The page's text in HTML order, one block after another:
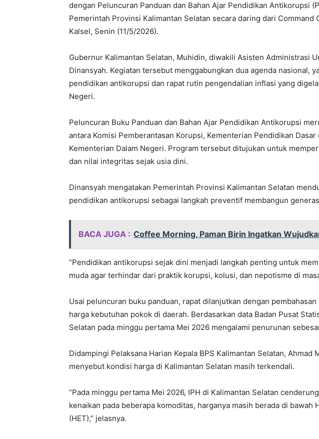
dengan Peluncuran Panduan dan Bahan Ajar Pendidikan Antikorupsi
Pemerintah Provinsi Kalimantan Selatan secara daring dari Command
Kalsel, Senin (11/5/2026).
Gubernur Kalimantan Selatan, Muhidin, diwakili Asisten Administrasi
Dinansyah. Kegiatan tersebut menggabungkan dua agenda nasional,
pendidikan antikorupsi dan rapat rutin pengendalian inflasi yang
Negeri.
Peluncuran Buku Panduan dan Bahan Ajar Pendidikan Antikorupsi
antara Komisi Pemberantasan Korupsi, Kementerian Pendidikan Dasar
Kementerian Dalam Negeri. Program tersebut ditujukan untuk
dan nilai integritas sejak usia dini.
Dinansyah mengatakan Pemerintah Provinsi Kalimantan Selatan
pendidikan antikorupsi sebagai langkah preventif membangun
BACA JUGA : Coffee Morning, Paman Birin Ingatkan
“Pendidikan antikorupsi sejak dini menjadi langkah penting untuk
muda agar terhindar dari praktik korupsi, kolusi, dan nepotisme di
Usai peluncuran buku panduan, rapat dilanjutkan dengan
harga kebutuhan pokok di daerah. Berdasarkan data Badan Pusat
Selatan pada minggu pertama Mei 2026 mengalami penurunan
Didampingi Pelaksana Harian Kepala BPS Kalimantan Selatan, Ahmad
menyebut kondisi harga di Kalimantan Selatan masih terkendali.
“Pada minggu pertama Mei 2026, IPH di Kalimantan Selatan
kenaikan pada beberapa komoditas, harganya masih berada di bawah
(HET),” jelasnya.